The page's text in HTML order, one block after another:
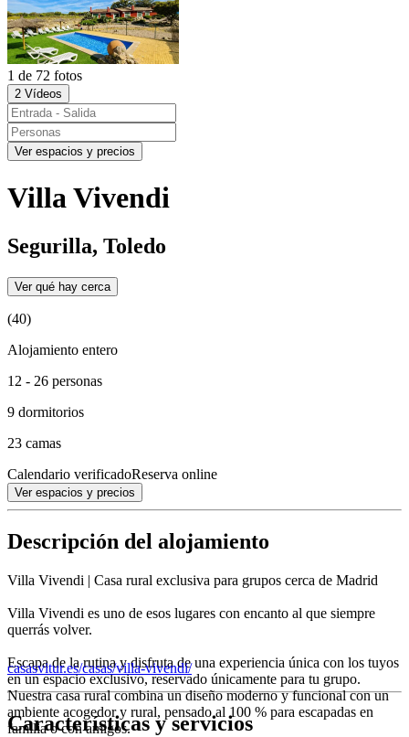
1 de 72 fotos
2 Vídeos
Ver espacios y precios
Villa Vivendi
Segurilla, Toledo
Ver qué hay cerca
(40)
Alojamiento entero
12 - 26 personas
9 dormitorios
23 camas
Calendario verificadoReserva online
Ver espacios y precios
Descripción del alojamiento
Villa Vivendi | Casa rural exclusiva para grupos cerca de Madrid
Villa Vivendi es uno de esos lugares con encanto al que siempre
querrás volver.
Escapa de la rutina y disfruta de una experiencia única con los tuyos
en un espacio exclusivo, reservado únicamente para tu grupo.
Nuestra casa rural combina un diseño moderno y funcional con un
ambiente acogedor y rural, pensado al 100 % para escapadas en
familia o con amigos.
casasvitur.es/casas/villa-vivendi/
Características y servicios